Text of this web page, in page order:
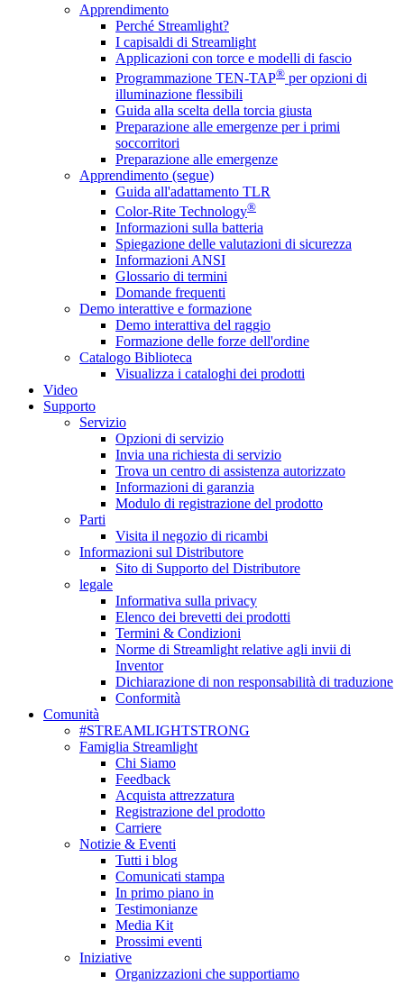
Apprendimento
Perché Streamlight?
I capisaldi di Streamlight
Applicazioni con torce e modelli di fascio
Programmazione TEN-TAP® per opzioni di
illuminazione flessibili
Guida alla scelta della torcia giusta
Preparazione alle emergenze per i primi
soccorritori
Preparazione alle emergenze
Apprendimento (segue)
Guida all'adattamento TLR
Color-Rite Technology®
Informazioni sulla batteria
Spiegazione delle valutazioni di sicurezza
Informazioni ANSI
Glossario di termini
Domande frequenti
Demo interattive e formazione
Demo interattiva del raggio
Formazione delle forze dell'ordine
Catalogo Biblioteca
Visualizza i cataloghi dei prodotti
Video
Supporto
Servizio
Opzioni di servizio
Invia una richiesta di servizio
Trova un centro di assistenza autorizzato
Informazioni di garanzia
Modulo di registrazione del prodotto
Parti
Visita il negozio di ricambi
Informazioni sul Distributore
Sito di Supporto del Distributore
legale
Informativa sulla privacy
Elenco dei brevetti dei prodotti
Termini & Condizioni
Norme di Streamlight relative agli invii di
Inventor
Dichiarazione di non responsabilità di traduzione
Conformità
Comunità
#STREAMLIGHTSTRONG
Famiglia Streamlight
Chi Siamo
Feedback
Acquista attrezzatura
Registrazione del prodotto
Carriere
Notizie & Eventi
Tutti i blog
Comunicati stampa
In primo piano in
Testimonianze
Media Kit
Prossimi eventi
Iniziative
Organizzazioni che supportiamo